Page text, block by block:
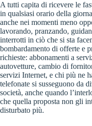
A tutti capita di ricevere le
in qualsiasi orario della
anche nei momenti meno
lavorando, pranzando,
interrotti in ciò che si sta
bombardamento di offerte e
richieste: abbonamenti a
autovetture, cambio di
servizi Internet, e chi più ne
telefonate si susseguono da
società, anche quando
che quella proposta non gli
disturbato più.